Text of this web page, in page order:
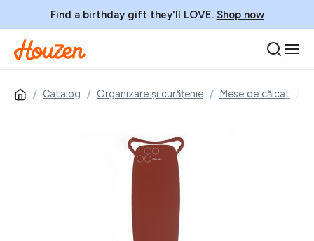
Find a birthday gift they'll LOVE. Shop now
Catalog Organizare și curățenie Mese de călcat